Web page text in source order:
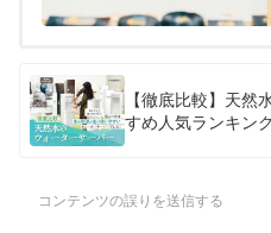
【徹底比較】天然
すめ人気ランキン
コンテンツの誤りを送信する